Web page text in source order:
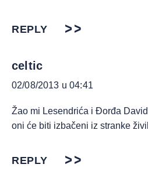
REPLY
celtic
02/08/2013 u 04:41
Žao mi Lesendrića i Đorđa
oni će biti izbačeni iz stranke
REPLY